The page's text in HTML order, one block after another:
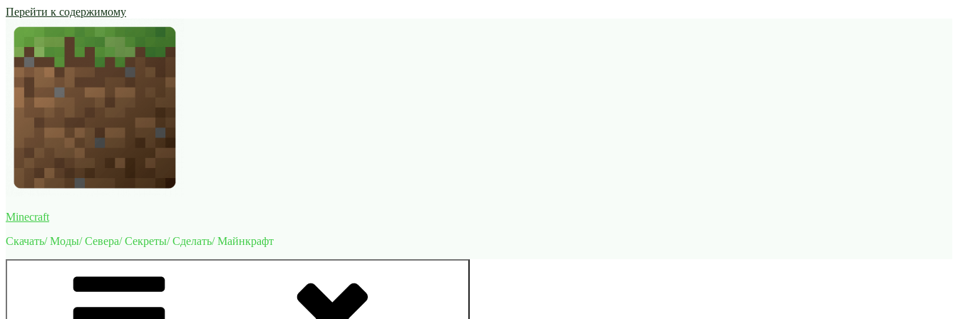
Перейти к содержимому
Minecraft
Скачать/ Моды/ Севера/ Секреты/ Сделать/ Майнкрафт